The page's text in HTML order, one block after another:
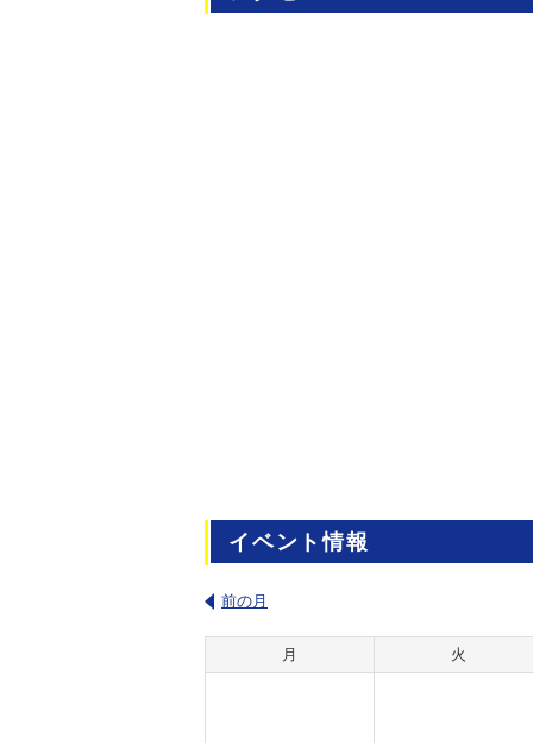
イベント情報
前の月
月 火